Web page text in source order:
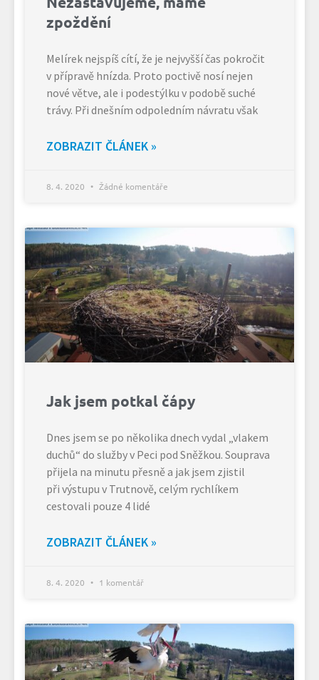
zpoždění
Melírek nejspíš cítí, že je nejvyšší čas pokročit
v přípravě hnízda. Proto poctivě nosí nejen
nové větve, ale i podestýlku v podobě suché
trávy. Při dnešním odpoledním návratu však
ZOBRAZIT ČLÁNEK »
8. 4. 2020 Žádné komentáře
Jak jsem potkal čápy
Dnes jsem se po několika dnech vydal „vlakem
duchů“ do služby v Peci pod Sněžkou. Souprava
přijela na minutu přesně a jak jsem zjistil
při výstupu v Trutnově, celým rychlíkem
cestovali pouze 4 lidé
ZOBRAZIT ČLÁNEK »
8. 4. 2020 1 komentář